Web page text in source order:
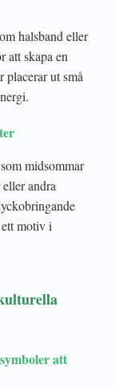
halsband eller
att skapa en
placerar ut små
midsommar
andra
motiv i
att